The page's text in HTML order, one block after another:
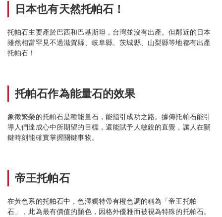
日本也有天然托帕石！
托帕石主要產於巴西和巴基斯坦，台灣並沒有出產。但鄰近的日本
雖然相當罕見不過滋賀縣、岐阜縣、茨城縣、山梨縣等地都有出產
托帕石！
托帕石作為能量石的效果
象徵繁榮的托帕石是種能量石，能指引成功之路。據傳托帕石能引
導人們達成心中所期望的目標，還能賦予人敏銳的直覺，讓人在關
鍵時刻能確實掌握關鍵事物。
帝王托帕石
在黃色系的托帕石中，色澤獨特帶有橙色調的稱為「帝王托帕
石」，此為最有價值的顏色，因格外優雅而被視為特殊的托帕石。